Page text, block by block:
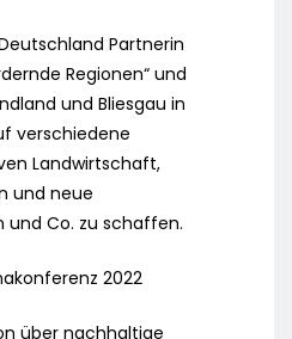
Partnerin
Regionen“ und
und Bliesgau in
verschiedene
Landwirtschaft,
und neue
und Co. zu schaffen.
2022
über nachhaltige